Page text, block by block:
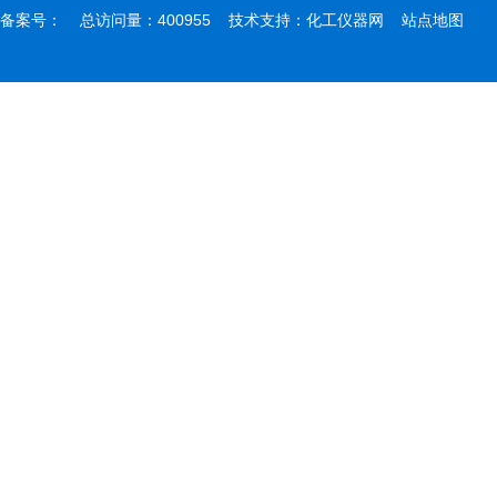
备案号：
总访问量：400955 技术支持： 化工仪器网 站点地图